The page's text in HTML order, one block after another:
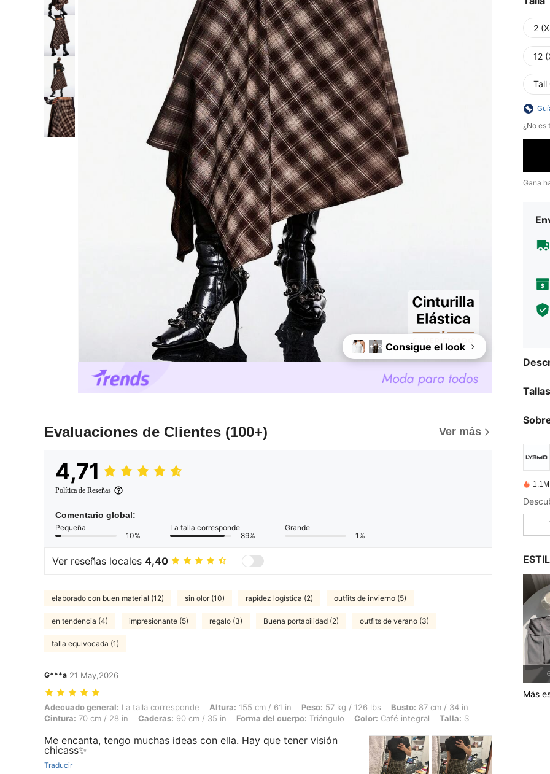
+13 Consigue el look
Evaluaciones de Clientes (100+) Ver más
4,71
Política de Reseñas
Comentario global:
Pequeña
10%
La talla corresponde
89%
Grande
1%
Ver reseñas locales 4,40
elaborado con buen material (12) sin olor (10) rapidez logística (2) outfits de invierno (5)
en tendencia (4) impresionante (5) regalo (3) Buena portabilidad (2) outfits de verano (3)
talla equivocada (1)
G***a 21 May,2026
Adecuado general: La talla corresponde, Altura: 155 cm / 61 in, Peso: 57 kg / 126 lbs, Busto: 87 cm / 34 in, Cintura: 70 cm / 28 in, Caderas: 90 cm /
Adecuado general: La talla corresponde Altura: 155 cm / 61 in Peso: 57 kg / 126 lbs Busto: 87 cm / 34 in
Cintura: 70 cm / 28 in Caderas: 90 cm / 35 in Forma del cuerpo: Triángulo Color: Café integral Talla: S
Me encanta, tengo muchas ideas con ella. Hay que tener visión
chicass✨
Traducir
2
12
Tall
¿No es
Gana
Más